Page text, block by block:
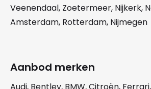
Veenendaal, Zoetermeer, Nijkerk,
Amsterdam, Rotterdam, Nijmegen
Aanbod merken
Audi, Bentley, BMW,Citroën, Ferrari,